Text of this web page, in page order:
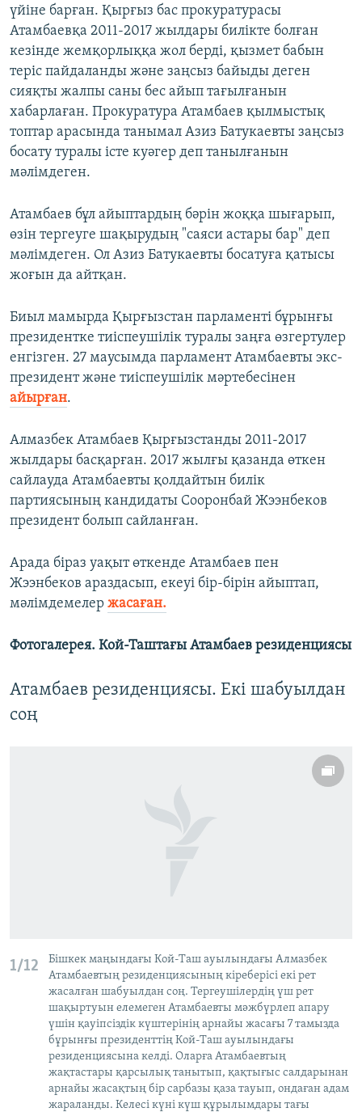
үйіне барған. Қырғыз бас прокуратурасы
Атамбаевқа 2011-2017 жылдары билікте болған
кезінде жемқорлыққа жол берді, қызмет бабын
теріс пайдаланды және заңсыз байыды деген
сияқты жалпы саны бес айып тағылғанын
хабарлаған. Прокуратура Атамбаев қылмыстық
топтар арасында танымал Азиз Батукаевты заңсыз
босату туралы істе куәгер деп танылғанын
мәлімдеген.
Атамбаев бұл айыптардың бәрін жоққа шығарып,
өзін тергеуге шақырудың "саяси астары бар" деп
мәлімдеген. Ол Азиз Батукаевты босатуға қатысы
жоғын да айтқан.
Биыл мамырда Қырғызстан парламенті бұрынғы
президентке тиіспеушілік туралы заңға өзгертулер
енгізген. 27 маусымда парламент Атамбаевты экс-
президент және тиіспеушілік мәртебесінен
айырған.
Алмазбек Атамбаев Қырғызстанды 2011-2017
жылдары басқарған. 2017 жылғы қазанда өткен
сайлауда Атамбаевты қолдайтын билік
партиясының кандидаты Сооронбай Жээнбеков
президент болып сайланған.
Арада біраз уақыт өткенде Атамбаев пен
Жээнбеков араздасып, екеуі бір-бірін айыптап,
мәлімдемелер жасаған.
Фотогалерея. Кой-Таштағы Атамбаев резиденциясы
Атамбаев резиденциясы. Екі шабуылдан
соң
1/12
Бішкек маңындағы Кой-Таш ауылындағы Алмазбек
Атамбаевтың резиденциясының кіреберісі екі рет
жасалған шабуылдан соң. Тергеушілердің үш рет
шақыртуын елемеген Атамбаевты мәжбүрлеп апару
үшін қауіпсіздік күштерінің арнайы жасағы 7 тамызда
бұрынғы президенттің Кой-Таш ауылындағы
резиденциясына келді. Оларға Атамбаевтың
жақтастары қарсылық танытып, қақтығыс салдарынан
арнайы жасақтың бір сарбазы қаза тауып, ондаған адам
жараланды. Келесі күні күш құрылымдары тағы